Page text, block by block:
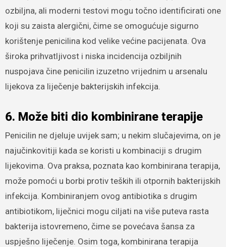
ozbiljna, ali moderni testovi mogu točno identificirati one
koji su zaista alergični, čime se omogućuje sigurno
korištenje penicilina kod velike većine pacijenata. Ova
široka prihvatljivost i niska incidencija ozbiljnih
nuspojava čine penicilin izuzetno vrijednim u arsenalu
lijekova za liječenje bakterijskih infekcija.
6. Može biti dio kombinirane terapije
Penicilin ne djeluje uvijek sam; u nekim slučajevima, on je
najučinkovitiji kada se koristi u kombinaciji s drugim
lijekovima. Ova praksa, poznata kao kombinirana terapija,
može pomoći u borbi protiv teških ili otpornih bakterijskih
infekcija. Kombiniranjem ovog antibiotika s drugim
antibiotikom, liječnici mogu ciljati na više puteva rasta
bakterija istovremeno, čime se povećava šansa za
uspješno liječenje. Osim toga, kombinirana terapija